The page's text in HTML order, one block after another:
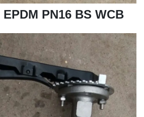
EPDM PN16 BS WCB